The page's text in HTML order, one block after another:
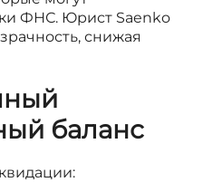
ФНС. Юрист Saenko
снижая
баланс